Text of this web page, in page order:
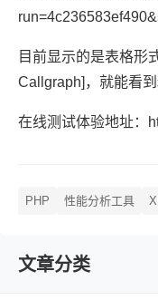
目前显示的是表格形
Callgraph]，就能看
在线测试体验地址：
PHP 性能分析工具
文章分类